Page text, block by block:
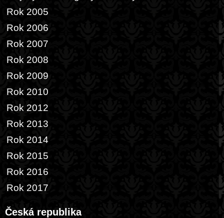
Rok 2005
Rok 2006
Rok 2007
Rok 2008
Rok 2009
Rok 2010
Rok 2012
Rok 2013
Rok 2014
Rok 2015
Rok 2016
Rok 2017
Česká republika